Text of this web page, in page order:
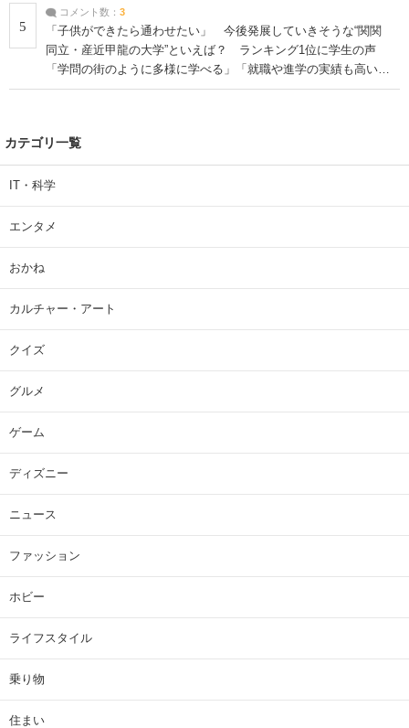
5
コメント数： 3
「子供ができたら通わせたい」 今後発展していきそうな“関関
同立・産近甲龍の大学”といえば？ ランキング1位に学生の声
「学問の街のように多様に学べる」「就職や進学の実績も高い」
| 大学 ねとらぼリサーチ
カテゴリ一覧
IT・科学
エンタメ
おかね
カルチャー・アート
クイズ
グルメ
ゲーム
ディズニー
ニュース
ファッション
ホビー
ライフスタイル
乗り物
住まい